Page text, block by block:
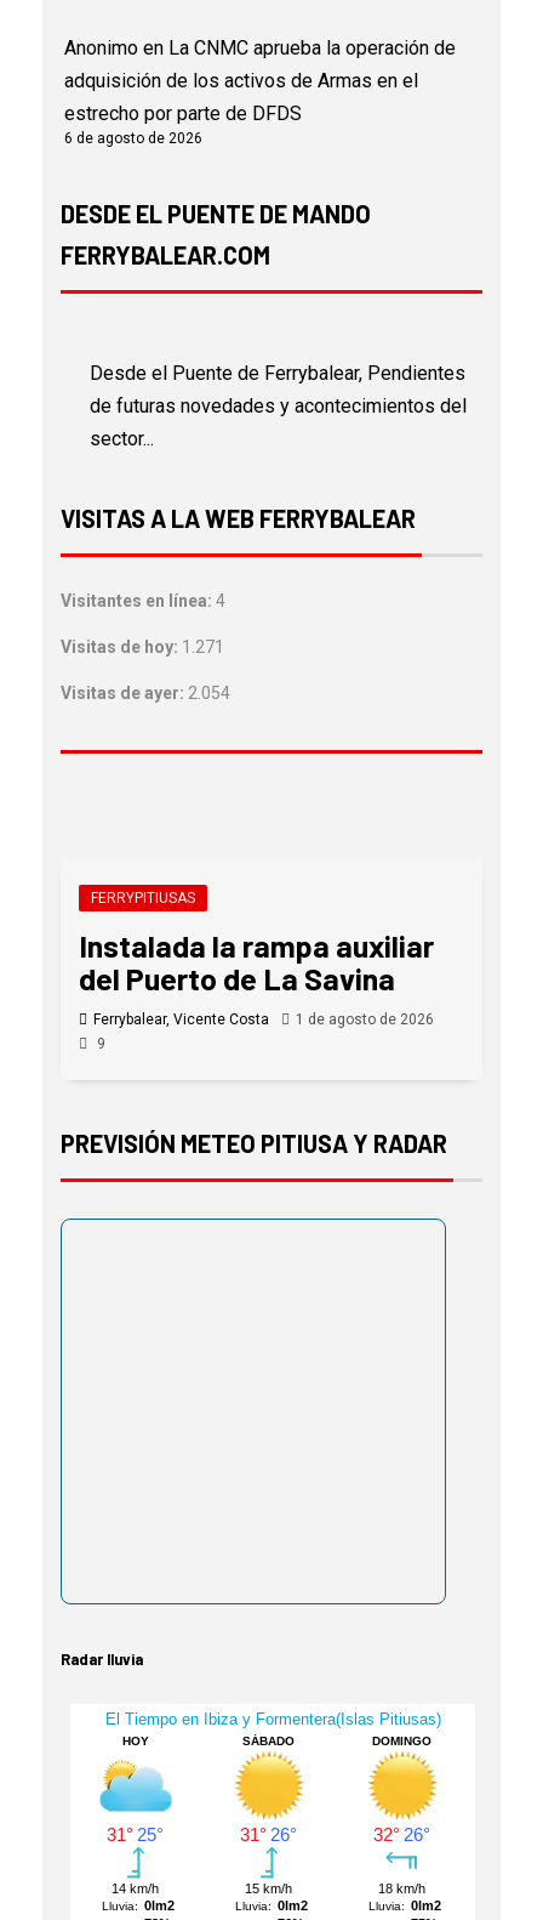
Anonimo en La CNMC aprueba la operación de
adquisición de los activos de Armas en el
estrecho por parte de DFDS
6 de agosto de 2026
DESDE EL PUENTE DE MANDO
FERRYBALEAR.COM
Desde el Puente de Ferrybalear, Pendientes
de futuras novedades y acontecimientos del
sector...
VISITAS A LA WEB FERRYBALEAR
Visitantes en línea: 4
Visitas de hoy: 1.271
Visitas de ayer: 2.054
FERRYPITIUSAS
Instalada la rampa auxiliar
del Puerto de La Savina
Ferrybalear, Vicente Costa
1 de agosto de 2026
9
PREVISIÓN METEO PITIUSA Y RADAR
Radar lluvia